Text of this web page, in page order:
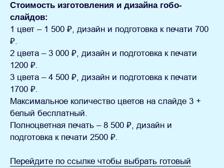
Стоимость изготовления и дизайна гобо-
слайдов:
1 цвет – 1 500 ₽, дизайн и подготовка к печати 700
₽.
2 цвета – 3 000 ₽, дизайн и подготовка к печати
1200 ₽.
3 цвета – 4 500 ₽, дизайн и подготовка к печати
1700 ₽.
Максимальное количество цветов на слайде 3 +
белый бесплатный.
Полноцветная печать – 8 500 ₽, дизайн и
подготовка к печати 2500 ₽.
Перейдите по ссылке чтобы выбрать готовый